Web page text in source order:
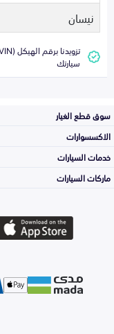
نيسان
سيارتك
سوق قطع الغيار
الاكسسوارات
خدمات السيارات
ماركات السيارات